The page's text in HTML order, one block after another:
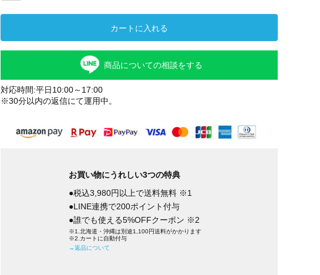
カートに入れる
商品についての相談をする
対応時間:平日10:00～17:00
※30分以内の返信にて運用中。
お買い物にうれしい3つの特典
●税込3,980円以上で送料無料 ※1
●LINE連携で200ポイント付与
●誰でも使える5%OFFクーポン ※2
※1.北海道・沖縄は別途1,100円送料がかかります
※2.カートに自動付与
→返品について